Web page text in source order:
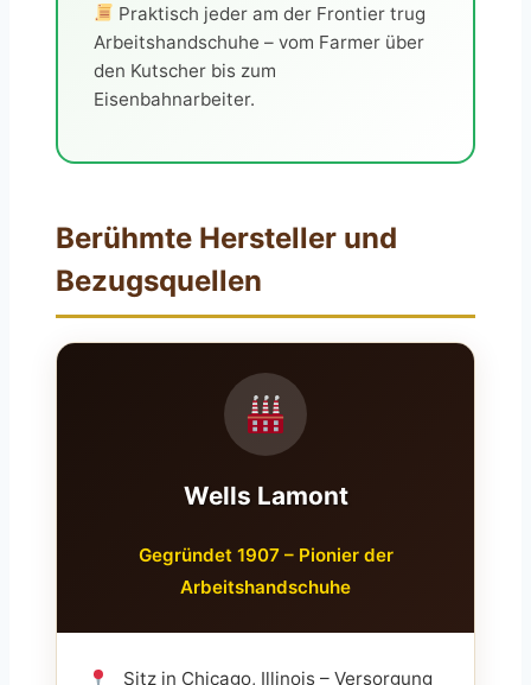
Praktisch jeder am der Frontier trug
Arbeitshandschuhe – vom Farmer über
den Kutscher bis zum
Eisenbahnarbeiter.
Berühmte Hersteller und
Bezugsquellen
Wells Lamont
Gegründet 1907 – Pionier der
Arbeitshandschuhe
Sitz in Chicago, Illinois – Versorgung